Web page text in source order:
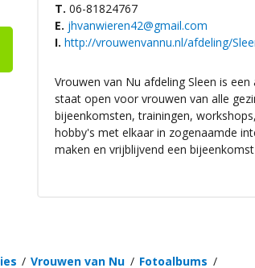
T. 06-81824767
E. jhvanwieren42@gmail.com
I. http://vrouwenvannu.nl/afdeling/
Vrouwen van Nu afdeling Sleen is
staat open voor vrouwen van alle
bijeenkomsten, trainingen,
hobby's met elkaar in zogenaamde
maken en vrijblijvend een
Vrouwen van Nu Fotoalbums